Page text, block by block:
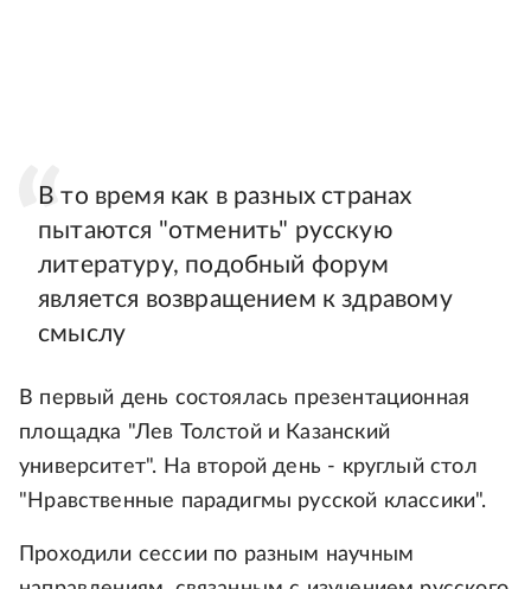
В то время как в разных странах
пытаются "отменить" русскую
литературу, подобный форум
является возвращением к здравому
смыслу
В первый день состоялась презентационная
площадка "Лев Толстой и Казанский
университет". На второй день - круглый стол
"Нравственные парадигмы русской классики".
Проходили сессии по разным научным